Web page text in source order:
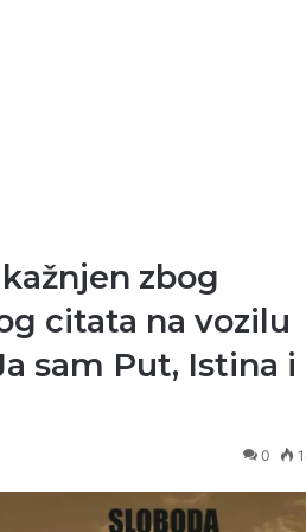
zbog
citata na vozilu
sam Put, Istina i
0